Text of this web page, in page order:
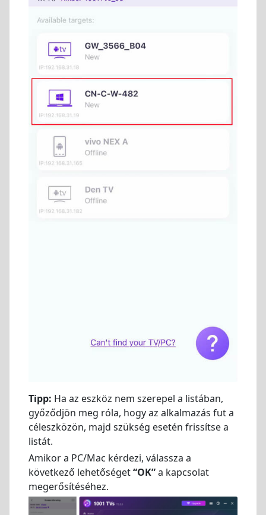
Tipp: Ha az eszköz nem szerepel a listában,
győződjön meg róla, hogy az alkalmazás fut a
céleszközön, majd szükség esetén frissítse a
listát.
Amikor a PC/Mac kérdezi, válassza a
következő lehetőséget“OK”a kapcsolat
megerősítéséhez.